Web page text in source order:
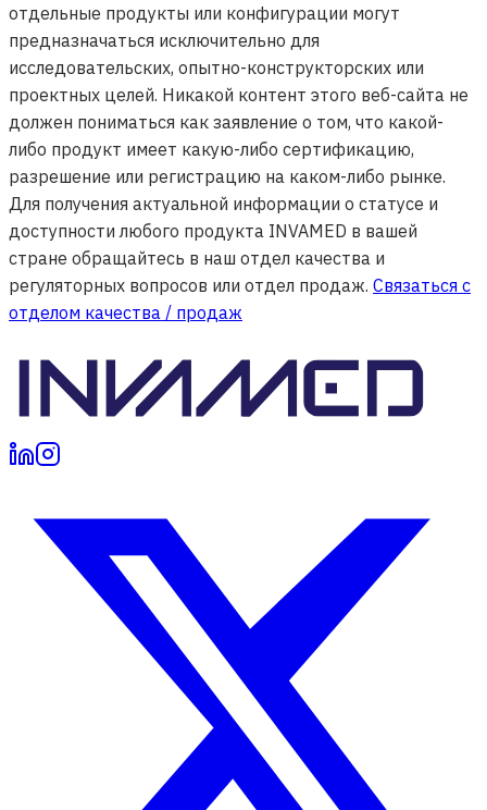
отдельные продукты или конфигурации могут
предназначаться исключительно для
исследовательских, опытно-конструкторских или
проектных целей. Никакой контент этого веб-сайта не
должен пониматься как заявление о том, что какой-
либо продукт имеет какую-либо сертификацию,
разрешение или регистрацию на каком-либо рынке.
Для получения актуальной информации о статусе и
доступности любого продукта INVAMED в вашей
стране обращайтесь в наш отдел качества и
регуляторных вопросов или отдел продаж. Связаться с
отделом качества / продаж